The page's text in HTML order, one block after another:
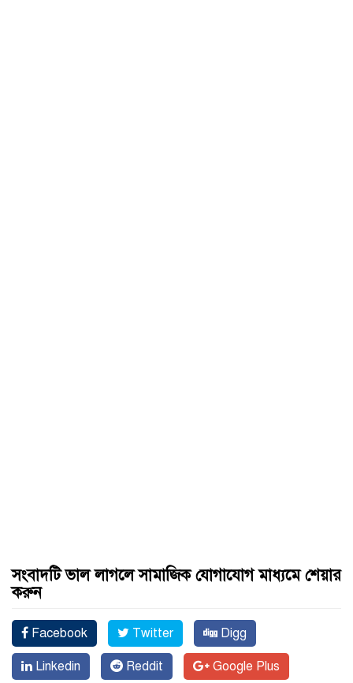
সংবাদটি ভাল লাগলে সামাজিক যোগাযোগ মাধ্যমে শেয়ার
করুন
Facebook Twitter Digg
Linkedin Reddit Google Plus